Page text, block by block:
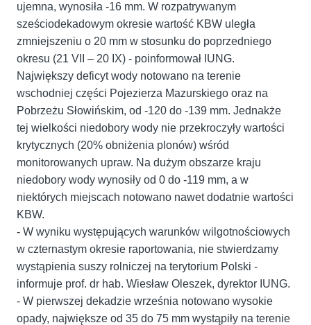
ujemna, wynosiła -16 mm. W rozpatrywanym
sześciodekadowym okresie wartość KBW uległa
zmniejszeniu o 20 mm w stosunku do poprzedniego
okresu (21 VII – 20 IX) - poinformował IUNG.
Największy deficyt wody notowano na terenie
wschodniej części Pojezierza Mazurskiego oraz na
Pobrzeżu Słowińskim, od -120 do -139 mm. Jednakże
tej wielkości niedobory wody nie przekroczyły wartości
krytycznych (20% obniżenia plonów) wśród
monitorowanych upraw. Na dużym obszarze kraju
niedobory wody wynosiły od 0 do -119 mm, a w
niektórych miejscach notowano nawet dodatnie wartości
KBW.
- W wyniku występujących warunków wilgotnościowych
w czternastym okresie raportowania, nie stwierdzamy
wystąpienia suszy rolniczej na terytorium Polski -
informuje prof. dr hab. Wiesław Oleszek, dyrektor IUNG.
- W pierwszej dekadzie września notowano wysokie
opady, największe od 35 do 75 mm wystąpiły na terenie